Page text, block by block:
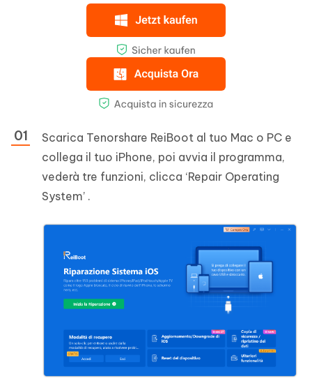
Scarica Tenorshare ReiBoot al tuo Mac o PC e
collega il tuo iPhone, poi avvia il programma,
vederà tre funzioni, clicca ‘Repair Operating
System’ .